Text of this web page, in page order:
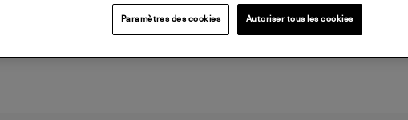
Paramètres des cookies Autoriser tous les cookies